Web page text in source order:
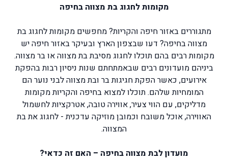
מקומות לחגוג בת מצווה בחיפה
מתגוררים באזור חיפה והקריות? מחפשים מקומות לחגוג בת
מצווה בחיפה? דעו שבצפון הארץ ובעיקר באזור חיפה יש
מקומות רבים בהם תוכלו לחגוג מסיבת בת מצווה או בר מצווה.
ביניהם מועדונים רבים שבאמתחתם שנות ניסיון רבות בהפקת
אירועים, כאשר הפקת חגיגות בר ובת מצווה לבני נוער הם
המומחיות שלהם. תוכלו למצוא בחיפה והקריות מקומות
מדליקים, עם הווי צעיר, אווירה טובה, אטרקציות לחשמול
האווירה, אוכל משובח וכמובן מוזיקה עדכנית - לחגוג את בת
המצווה.
מועדון לבת מצווה בחיפה – האם זה כדאי?